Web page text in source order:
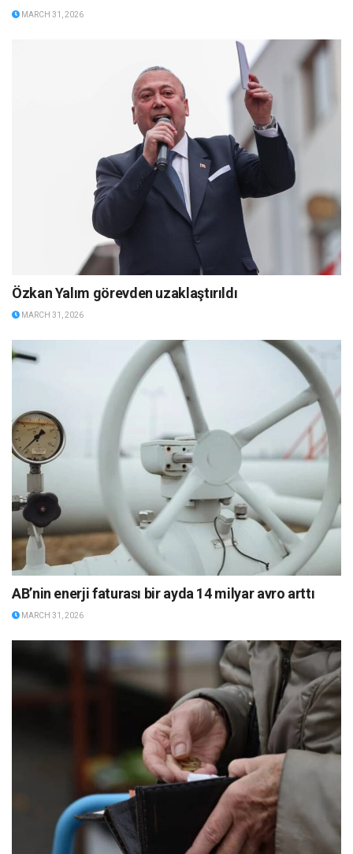
MARCH 31, 2026
Özkan Yalım görevden uzaklaştırıldı
MARCH 31, 2026
AB’nin enerji faturası bir ayda 14 milyar avro arttı
MARCH 31, 2026